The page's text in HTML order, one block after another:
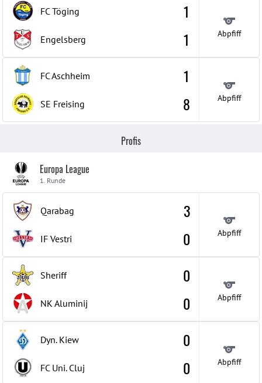
FC Töging
Engelsberg
1
1
Abpfiff
FC Aschheim
SE Freising
1
8
Abpfiff
Profis
Europa League
1. Runde
Qarabag
IF Vestri
3
0
Abpfiff
Sheriff
NK Aluminij
0
0
Abpfiff
Dyn. Kiew
FC Uni. Cluj
0
0
Abpfiff